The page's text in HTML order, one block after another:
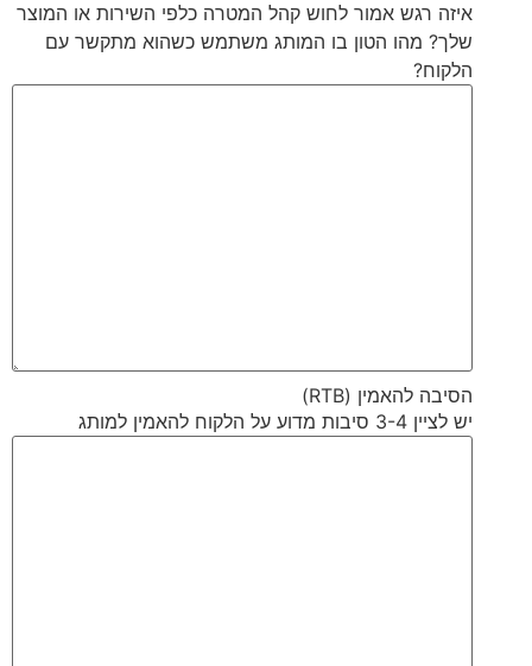
איזה רגש אמור לחוש קהל המטרה כלפי השירות או המוצר
שלך? מהו הטון בו המותג משתמש כשהוא מתקשר עם
הלקוח?
הסיבה להאמין (RTB)
יש לציין 3-4 סיבות מדוע על הלקוח להאמין למותג